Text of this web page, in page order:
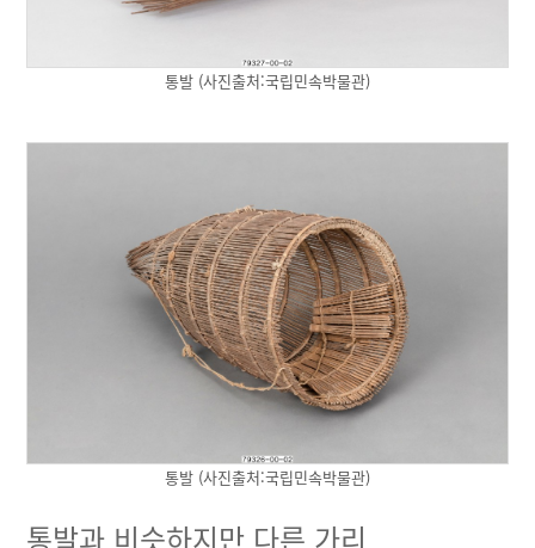
통발 (사진출처:국립민속박물관)
통발 (사진출처:국립민속박물관)
통발과 비슷하지만 다른 가리